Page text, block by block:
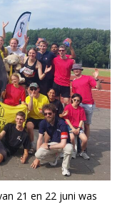
21 en 22 juni was